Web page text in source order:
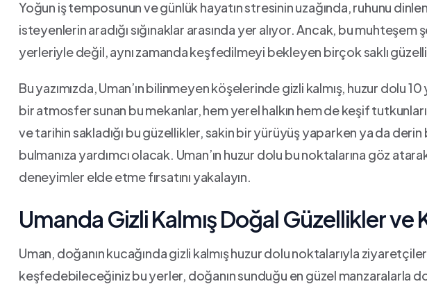
Yoğun iş temposunun ve günlük hayatın stresinin uzağında, ruhunu
isteyenlerin aradığı sığınaklar arasında yer alıyor. Ancak, bu ‍muhteşem
⁢yerleriyle değil, aynı zamanda⁣ keşfedilmeyi bekleyen birçok saklı
Bu ​yazımızda,⁢ Uman’ın bilinmeyen köşelerinde gizli kalmış, huzur dolu
bir atmosfer⁤ sunan bu mekanlar, hem yerel halkın hem de keşif
ve‌ tarihin sakladığı‍ bu güzellikler, sakin ⁤bir yürüyüş yaparken ya da derin
bulmanıza yardımcı olacak. Uman’ın huzur dolu​ bu noktalarına göz
‌deneyimler elde etme fırsatını yakalayın.
Umanda Gizli Kalmış ‍Doğal Güzellikler ve​
Uman, doğanın kucağında gizli⁣ kalmış huzur dolu noktalarıyla
keşfedebileceğiniz ⁢bu yerler, doğanın sunduğu en güzel⁤ manzaralarla‍